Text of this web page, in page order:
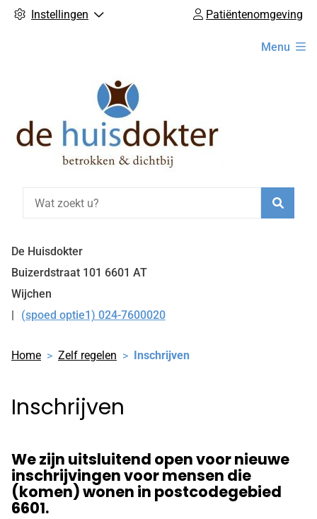
Instellingen Patiëntenomgeving
Menu
De Huisdokter
Buizerdstraat 101 6601 AT
Wijchen
Tel:
(spoed optie1) 024-7600020
Home Zelf regelen Inschrijven
Inschrijven
We zijn uitsluitend open voor nieuwe
inschrijvingen voor mensen die
(komen) wonen in postcodegebied
6601.